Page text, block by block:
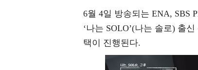
6월 4일 방송되는 ENA, SBS
‘나는 SOLO’(나는 솔로) 출
택이 진행된다.